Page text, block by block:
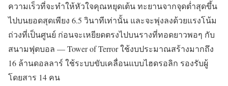
ความเร็วที่จะทำให้หัวใจคุณหยุดเต้น ทะยานจากจุดต่ำสุดขึ้น
ไปบนยอดสุดเพียง 6.5 วินาทีเท่านั้น และจะพุ่งลงด้วยแรงโน้ม
ถ่วงที่เป็นศูนย์ ก่อนจะเหยียดตรงไปบนรางที่ทอดยาวพอๆ กับ
สนามฟุตบอล — Tower of Terror ใช้งบประมาณสร้างมากถึง
16 ล้านดอลลาร์ ใช้ระบบขับเคลื่อนแบบไฮดรอลิก รองรับผู้
โดยสาร 14 คน